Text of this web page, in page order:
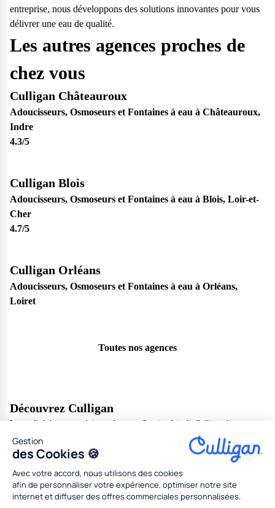
Gestion
des Cookies 🍪
Avec votre accord, nous utilisons des cookies
afin de personnaliser votre expérience, optimiser notre site
internet et diffuser des offres commerciales personnalisées.
entreprise, nous développons des solutions innovantes pour vous
délivrer une eau de qualité.
Les autres agences proches de
chez vous
Culligan Châteauroux
Adoucisseurs, Osmoseurs et Fontaines à eau à Châteauroux,
Indre
4.3/5
Culligan Blois
Adoucisseurs, Osmoseurs et Fontaines à eau à Blois, Loir-et-
Cher
4.7/5
Culligan Orléans
Adoucisseurs, Osmoseurs et Fontaines à eau à Orléans,
Loiret
Toutes nos agences
Découvrez Culligan
La qualité de nos produits et de notre Service fait de Culligan le
spécialiste incontournable des solutions de traitement de l'eau.
Produits
Qualité de l'eau